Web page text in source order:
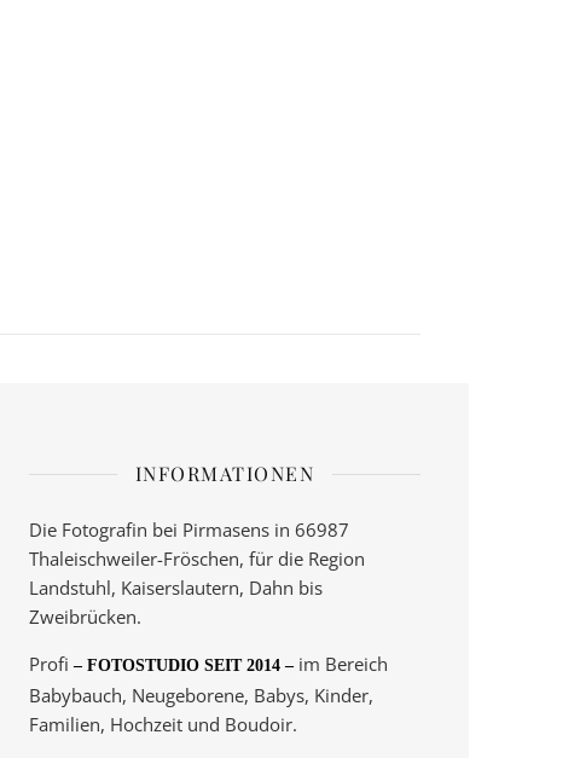
INFORMATIONEN
Die Fotografin bei Pirmasens in 66987
Thaleischweiler-Fröschen, für die Region
Landstuhl, Kaiserslautern, Dahn bis
Zweibrücken.
Profi – FOTOSTUDIO SEIT 2014 – im Bereich
Babybauch, Neugeborene, Babys, Kinder,
Familien, Hochzeit und Boudoir.